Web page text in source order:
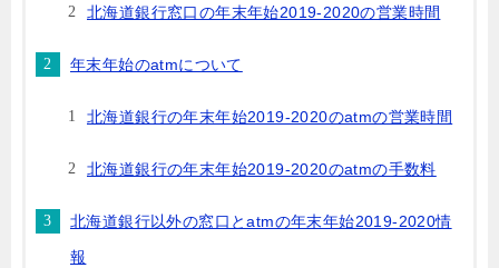
北海道銀行窓口の年末年始2019-2020の営業時間
年末年始のatmについて
北海道銀行の年末年始2019-2020のatmの営業時間
北海道銀行の年末年始2019-2020のatmの手数料
北海道銀行以外の窓口とatmの年末年始2019-2020情
報